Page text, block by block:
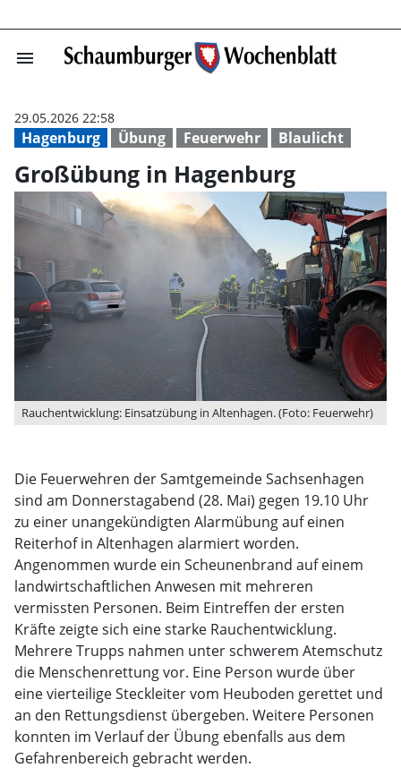
menu Großübung in
Hagenburg Übung Feuerwehr Blaulicht
29.05.2026 22:58
Großübung in Hagenburg
Rauchentwicklung: Einsatzübung in Altenhagen. (Foto: Feuerwehr)
Die Feuerwehren der Samtgemeinde Sachsenhagen
sind am Donnerstagabend (28. Mai) gegen 19.10 Uhr
zu einer unangekündigten Alarmübung auf einen
Reiterhof in Altenhagen alarmiert worden.
Angenommen wurde ein Scheunenbrand auf einem
landwirtschaftlichen Anwesen mit mehreren
vermissten Personen. Beim Eintreffen der ersten
Kräfte zeigte sich eine starke Rauchentwicklung.
Mehrere Trupps nahmen unter schwerem Atemschutz
die Menschenrettung vor. Eine Person wurde über
eine vierteilige Steckleiter vom Heuboden gerettet und
an den Rettungsdienst übergeben. Weitere Personen
konnten im Verlauf der Übung ebenfalls aus dem
Gefahrenbereich gebracht werden.